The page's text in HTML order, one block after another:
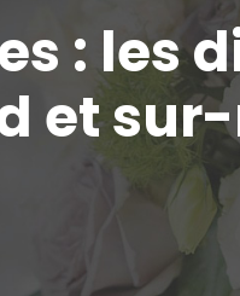
: les
et